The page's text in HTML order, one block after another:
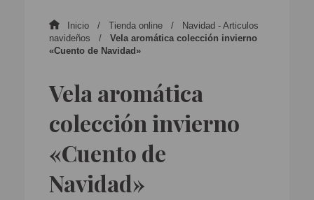
Inicio Tienda online
Navidad - Articulos
navideños
Vela aromática colección invierno
«Cuento de Navidad»
Vela aromática
colección invierno
«Cuento de
Navidad»